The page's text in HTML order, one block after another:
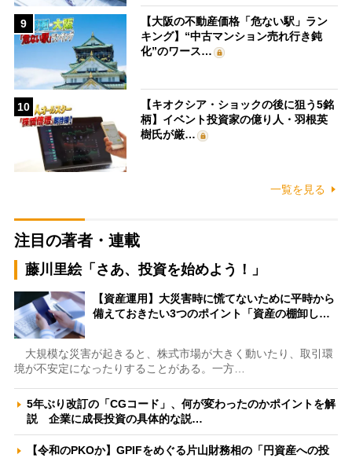
9
【大阪の不動産価格「危ない駅」ラン
キング】“中古マンション売れ行き鈍
化”のワース…
10
【キオクシア・ショックの後に狙う5銘
柄】イベント投資家の億り人・羽根英
樹氏が厳…
一覧を見る
注目の著者・連載
藤川里絵「さあ、投資を始めよう！」
【資産運用】大災害時に慌てないために平時から
備えておきたい3つのポイント「資産の棚卸し…
大規模な災害が起きると、株式市場が大きく動いたり、取引環
境が不安定になったりすることがある。一方…
5年ぶり改訂の「CGコード」、何が変わったのかポイントを解
説 企業に成長投資の具体的な説…
【令和のPKOか】GPIFをめぐる片山財務相の「円資産への投